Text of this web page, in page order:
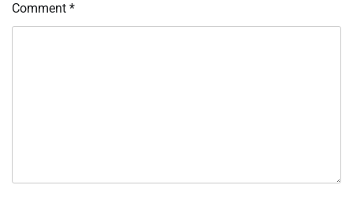
Comment *